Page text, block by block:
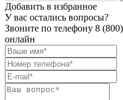
Добавить в избранное
У вас остались вопросы?
Звоните по телефону 8
онлайн